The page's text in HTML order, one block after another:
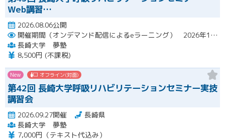
Web講習…
2026.08.06公開
開催期間（オンデマンド配信によるeラーニング） 2026年10月2日（金）～10月29日（木）
長崎大学 夢塾
8,500円 (不課税)
New オフライン(対面)
第42回 長崎大学呼吸リハビリテーションセミナー実技
講習会
2026.09.27開催
長崎県
長崎大学 夢塾
7,000円（テキスト代込み）